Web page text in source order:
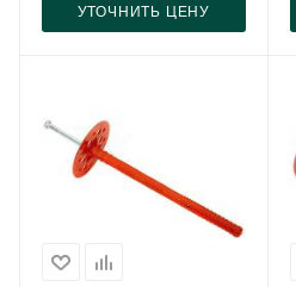
УТОЧНИТЬ ЦЕНУ